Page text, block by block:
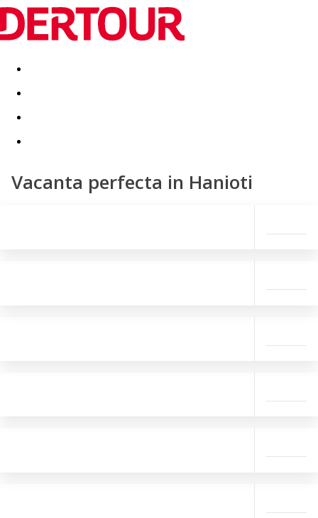
Destinatii Vacanta perfecta OFERTE DE NERATAT
Vacanta perfecta in Hanioti